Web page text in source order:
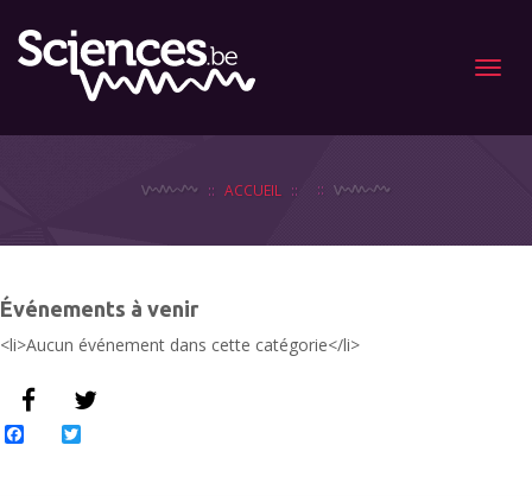
Menu
ACCUEIL
Événements à venir
<li>Aucun événement dans cette catégorie</li>
Facebook